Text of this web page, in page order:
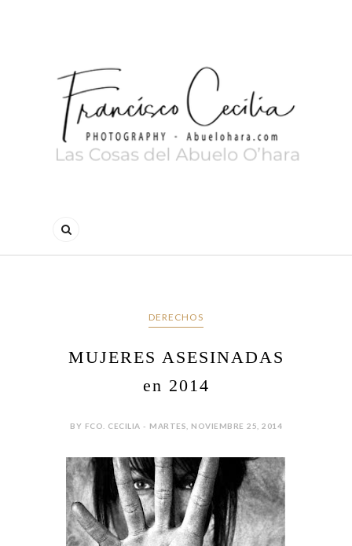
DERECHOS
MUJERES ASESINADAS
en 2014
BY FCO. CECILIA - MARTES, NOVIEMBRE 25, 2014